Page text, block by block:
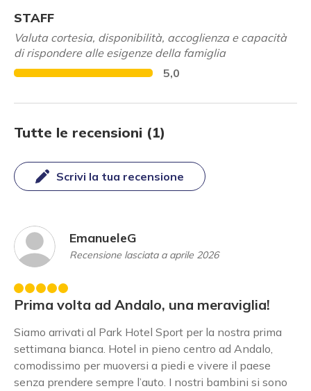
STAFF
Valuta cortesia, disponibilità, accoglienza e capacità
di rispondere alle esigenze della famiglia
5,0
Tutte le recensioni (1)
Scrivi la tua recensione
EmanueleG
Recensione lasciata a aprile 2026
Prima volta ad Andalo, una meraviglia!
Siamo arrivati al Park Hotel Sport per la nostra prima
settimana bianca. Hotel in pieno centro ad Andalo,
comodissimo per muoversi a piedi e vivere il paese
senza prendere sempre l’auto. I nostri bambini si sono